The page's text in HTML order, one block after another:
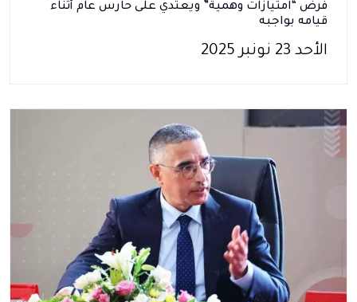
فرض “امتيازات وهمية” ويعتدي على حارس عام أثناء
قيامه بواجبه
الأحد 23 نونبر 2025